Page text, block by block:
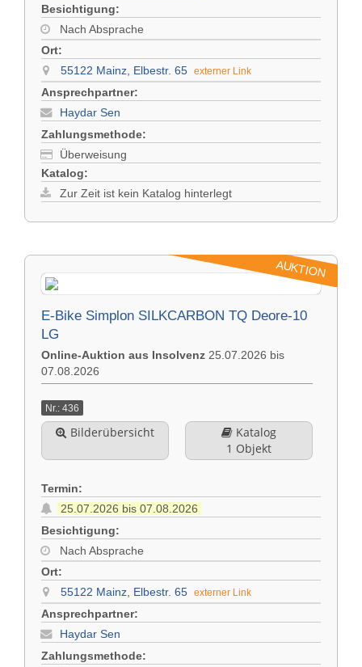
AGB
Besichtigung:
Nach Absprache
Ort:
55122 Mainz, Elbestr. 65
externer Link
Ansprechpartner:
Haydar Sen
Zahlungsmethode:
Überweisung
Katalog:
Zur Zeit ist kein Katalog hinterlegt
AUKTION
E-Bike Simplon SILKCARBON TQ Deore-10
LG
Online-Auktion aus Insolvenz 25.07.2026 bis
07.08.2026
Nr.: 436
Bilderübersicht
Katalog
1 Objekt
Termin:
25.07.2026 bis 07.08.2026
Besichtigung:
Nach Absprache
Ort:
55122 Mainz, Elbestr. 65
externer Link
Ansprechpartner:
Haydar Sen
Zahlungsmethode: